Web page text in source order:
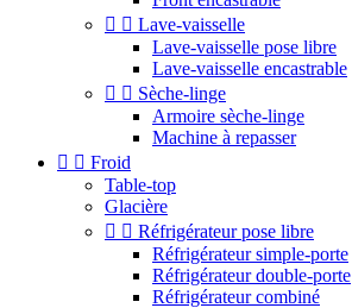
  Lave-vaisselle
Lave-vaisselle pose libre
Lave-vaisselle encastrable
  Sèche-linge
Armoire sèche-linge
Machine à repasser
  Froid
Table-top
Glacière
  Réfrigérateur pose libre
Réfrigérateur simple-porte
Réfrigérateur double-porte
Réfrigérateur combiné